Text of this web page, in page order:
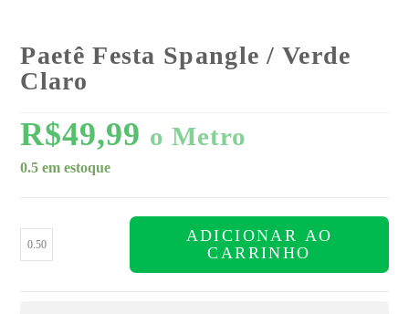
Paetê Festa Spangle / Verde
Claro
R$49,99 o Metro
0.5 em estoque
ADICIONAR AO
CARRINHO